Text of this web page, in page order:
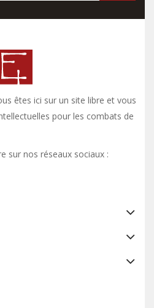
êtes ici sur un site libre et vous y
pour les combats de
sur nos réseaux sociaux :